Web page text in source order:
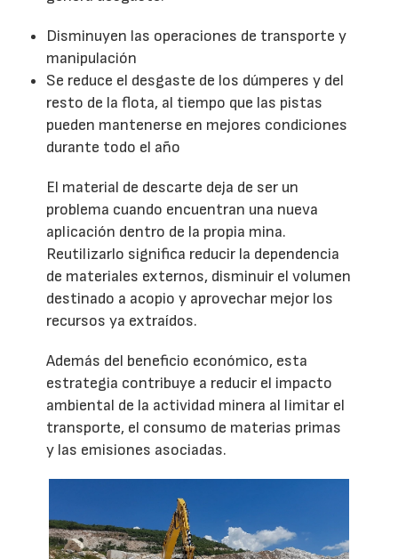
Disminuyen las operaciones de transporte y
manipulación
Se reduce el desgaste de los dúmperes y del
resto de la flota, al tiempo que las pistas
pueden mantenerse en mejores condiciones
durante todo el año
El material de descarte deja de ser un
problema cuando encuentran una nueva
aplicación dentro de la propia mina.
Reutilizarlo significa reducir la dependencia
de materiales externos, disminuir el volumen
destinado a acopio y aprovechar mejor los
recursos ya extraídos.
Además del beneficio económico, esta
estrategia contribuye a reducir el impacto
ambiental de la actividad minera al limitar el
transporte, el consumo de materias primas
y las emisiones asociadas.